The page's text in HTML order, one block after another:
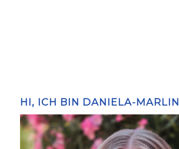
HI, ICH BIN DANIELA-